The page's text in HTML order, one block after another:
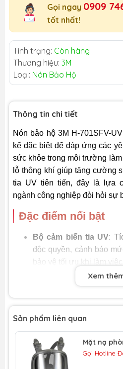
Gọi ngay 0909
tốt nhất!
Tình trạng: Còn hàng
Thương hiệu: 3M
Loại: Nón Bảo Hộ
Thông tin chi tiết
Nón bảo hộ 3M H-701SFV-
kế đặc biệt để đáp ứng các
sức khỏe trong môi trường
lỗ thông khí giúp tăng cường
tia UV tiên tiến, đây là lựa
ngành công nghiệp đòi hỏi sự
Đặc điểm nổi bật
Bộ cảm biến tia UV:
độc quyền, cảnh báo
bảo vệ tối ưu khi làm
Thiết kế thông minh
nhiệt, tạo sự thoáng
chịu trong suốt thời gian
chịu được va đập
Màu trắng chuyên
lĩnh vực, tạo sự đồng
Xem
Sản phẩm liên quan
Mặt nạ
Gọi Hotline